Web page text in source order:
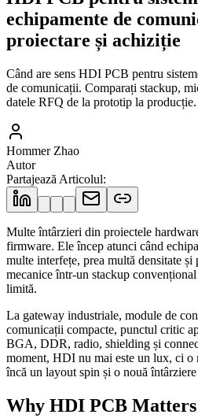
echipamente de
proiectare și achiziție
Când are sens HDI PCB pentru
de comunicații. Comparați stackup,
datele RFQ de la prototip la producție.
Hommer Zhao
Autor
Partajează Articolul:
Multe întârzieri din proiectele
firmware. Ele încep atunci când
multe interfețe, prea multă densitate și
mecanice într-un stackup
limită.
La gateway industriale, module de
comunicații compacte, punctul critic
BGA, DDR, radio, shielding și
moment, HDI nu mai este un lux, ci o
încă un layout spin și o nouă
Why HDI PCB Matters